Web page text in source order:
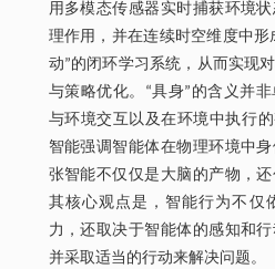
用多模态传感器实时捕获环境
理作用，并在连续时空维度中形
动”的闭环学习系统，从而实现
与策略优化。“具身”的含义并
与环境交互以及在环境中执行
智能强调智能体在物理环境中
张智能不仅仅是大脑的产物，还
其核心观点是，智能行为不仅
力，还取决于智能体的感知和
并采取适当的行动来解决问题。